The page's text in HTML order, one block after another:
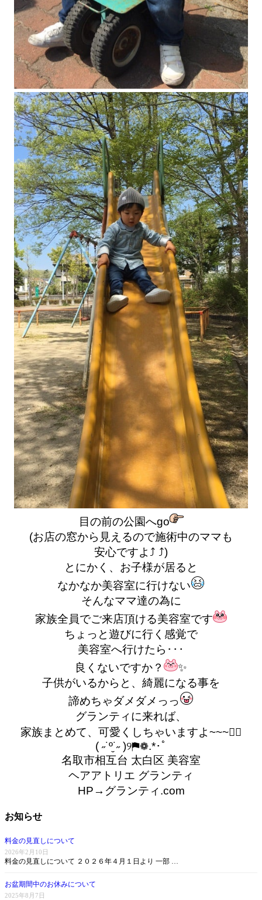
目の前の公園へgo
(お店の窓から見えるので施術中のママも
安心ですよ⤴︎ ⤴︎)
とにかく、お子様が居ると
なかなか美容室に行けない
そんなママ達の為に
家族全員でご来店頂ける美容室です
ちょっと遊びに行く感覚で
美容室へ行けたら･･･
良くないですか？
✨
子供がいるからと、綺麗になる事を
諦めちゃダメダメっっ
グランティに来れば、
家族まとめて、可愛くしちゃいますよ~~~笑⃝
( ˶˙º̬˙˶ )୨⚑︎❁.*･ﾟ
名取市相互台 太白区 美容室
ヘアアトリエ グランティ
HP→グランティ.com
お知らせ
料金の見直しについて
2026年2月10日
料金の見直しについて ２０２６年４月１日より 一部 …
お盆期間中のお休みについて
2025年8月7日